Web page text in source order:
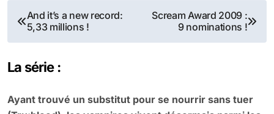
Navigation
de
l’article
And it’s a new record:
5,33 millions !
Scream Award 2009 :
9 nominations !
La série :
Ayant trouvé un substitut pour se nourrir sans tuer